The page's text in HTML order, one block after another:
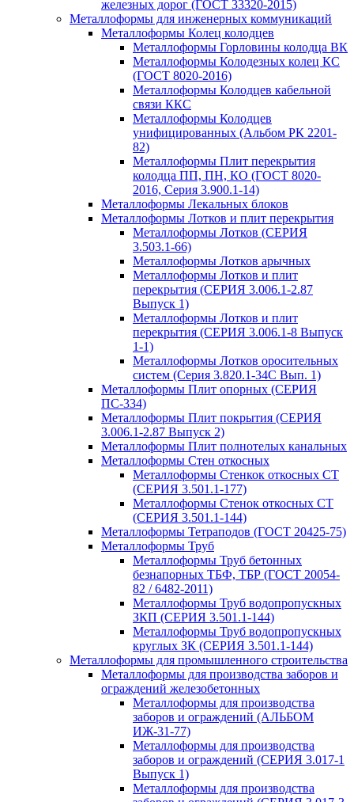
железных дорог (ГОСТ 33320-2015)
Металлоформы для инженерных коммуникаций
Металлоформы Колец колодцев
Металлоформы Горловины колодца ВК
Металлоформы Колодезных колец КС
(ГОСТ 8020-2016)
Металлоформы Колодцев кабельной
связи ККС
Металлоформы Колодцев
унифицированных (Альбом РК 2201-
82)
Металлоформы Плит перекрытия
колодца ПП, ПН, КО (ГОСТ 8020-
2016, Серия 3.900.1-14)
Металлоформы Лекальных блоков
Металлоформы Лотков и плит перекрытия
Металлоформы Лотков (СЕРИЯ
3.503.1-66)
Металлоформы Лотков арычных
Металлоформы Лотков и плит
перекрытия (СЕРИЯ 3.006.1-2.87
Выпуск 1)
Металлоформы Лотков и плит
перекрытия (СЕРИЯ 3.006.1-8 Выпуск
1-1)
Металлоформы Лотков оросительных
систем (Серия 3.820.1-34С Вып. 1)
Металлоформы Плит опорных (СЕРИЯ
ПС-334)
Металлоформы Плит покрытия (СЕРИЯ
3.006.1-2.87 Выпуск 2)
Металлоформы Плит полнотелых канальных
Металлоформы Стен откосных
Металлоформы Стенкок откосных СТ
(СЕРИЯ 3.501.1-177)
Металлоформы Стенок откосных СТ
(СЕРИЯ 3.501.1-144)
Металлоформы Тетраподов (ГОСТ 20425-75)
Металлоформы Труб
Металлоформы Труб бетонных
безнапорных ТБФ, ТБР (ГОСТ 20054-
82 / 6482-2011)
Металлоформы Труб водопропускных
ЗКП (СЕРИЯ 3.501.1-144)
Металлоформы Труб водопропускных
круглых ЗК (СЕРИЯ 3.501.1-144)
Металлоформы для промышленного строительства
Металлоформы для производства заборов и
ограждений железобетонных
Металлоформы для производства
заборов и ограждений (АЛЬБОМ
ИЖ-31-77)
Металлоформы для производства
заборов и ограждений (СЕРИЯ 3.017-1
Выпуск 1)
Металлоформы для производства